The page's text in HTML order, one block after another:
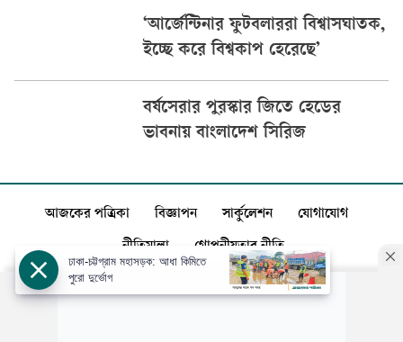
‘আর্জেন্টিনার ফুটবলাররা বিশ্বাসঘাতক,
ইচ্ছে করে বিশ্বকাপ হেরেছে’
বর্ষসেরার পুরস্কার জিতে হেডের
ভাবনায় বাংলাদেশ সিরিজ
আজকের পত্রিকা বিজ্ঞাপন সার্কুলেশন যোগাযোগ
নীতিমালা গোপনীয়তার নীতি
ঢাকা-চট্টগ্রাম মহাসড়ক: আধা কিমিতে
পুরো দুর্ভোগ